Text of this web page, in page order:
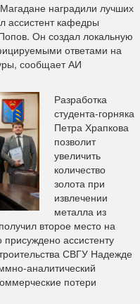
наградили лучших
ассистент кафедры
Он создал локальную
ответами на
сообщает АИ
Разработка
студента-горняка
Петра Храпкова
позволит
увеличить
количество
золота при
извлечении
металла из
второе место на
ассистенту
СВГУ Надежде
аналитический
потери